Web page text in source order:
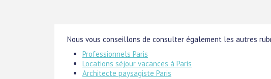
Nous vous conseillons de consulter également les autres
Professionnels Paris
Locations séjour vacances à Paris
Architecte paysagiste Paris